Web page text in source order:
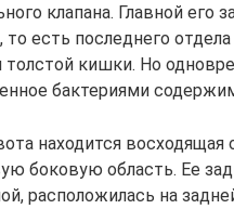
клапана. Главной его
есть последнего
кишки. Но
бактериями
находится восходящая
боковую область. Ее
расположилась на